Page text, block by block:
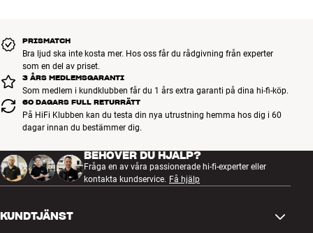
PRISMATCH
Bra ljud ska inte kosta mer. Hos oss får du rådgivning från experter
som en del av priset.
3 ÅRS MEDLEMSGARANTI
Som medlem i kundklubben får du 1 års extra garanti på dina hi-fi-köp.
60 DAGARS FULL RETURRÄTT
På HiFi Klubben kan du testa din nya utrustning hemma hos dig i 60
dagar innan du bestämmer dig.
BEHÖVER DU HJÄLP?
Fråga en av våra passionerade hi-fi-experter eller
kontakta kundservice. Få hjälp
KUNDTJÄNST